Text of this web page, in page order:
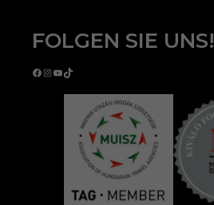
FOLGEN SIE UNS!
Facebook
Instagram
YouTube
TikTok